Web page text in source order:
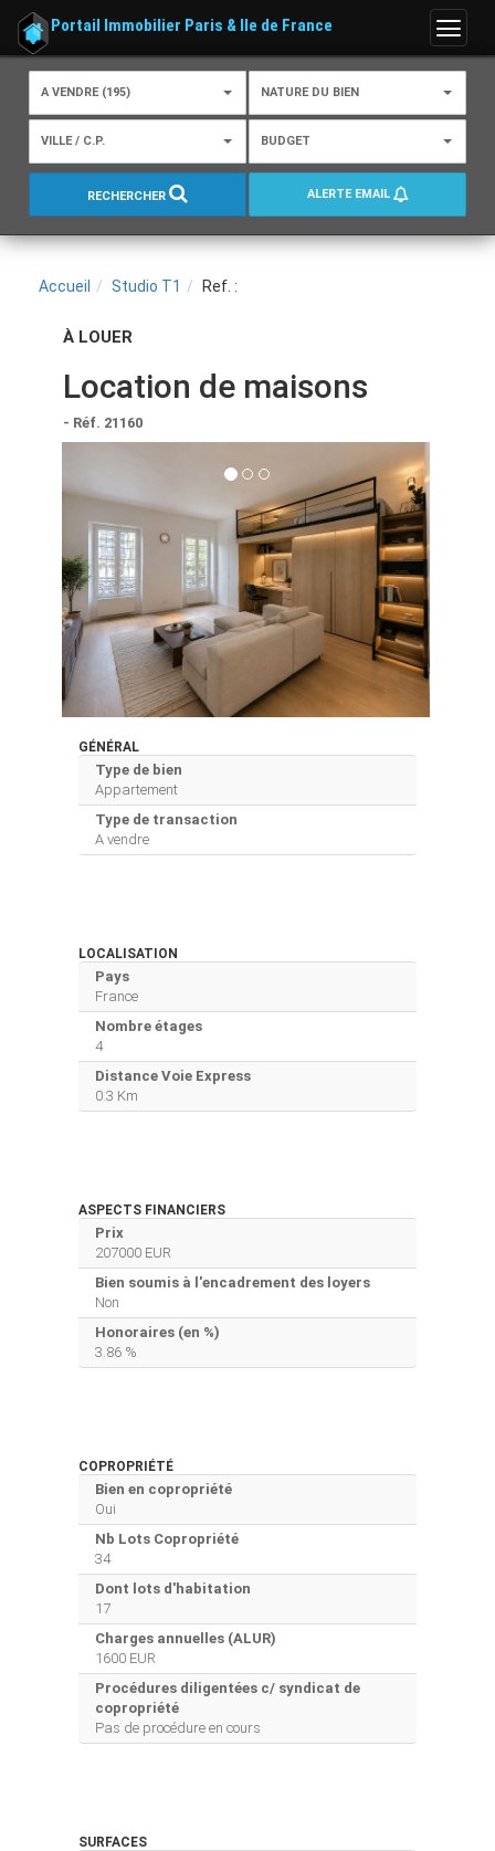
Menu
Portail Immobilier Paris & Ile de France
A VENDRE (195) NATURE DU BIEN
VILLE / C.P. BUDGET
RECHERCHER ALERTE EMAIL
Accueil Studio T1 Ref. :
À LOUER
Location de maisons
- Réf. 21160
GÉNÉRAL
Type de bien
Appartement
Type de transaction
A vendre
LOCALISATION
Pays
France
Nombre étages
4
Distance Voie Express
0.3 Km
ASPECTS FINANCIERS
Prix
207000 EUR
Bien soumis à l'encadrement des loyers
Non
Honoraires (en %)
3.86 %
COPROPRIÉTÉ
Bien en copropriété
Oui
Nb Lots Copropriété
34
Dont lots d'habitation
17
Charges annuelles (ALUR)
1600 EUR
Procédures diligentées c/ syndicat de
copropriété
Pas de procédure en cours
SURFACES